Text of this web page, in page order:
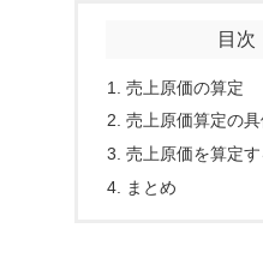
目次
売上原価の算定
売上原価算定の具
売上原価を算定
まとめ